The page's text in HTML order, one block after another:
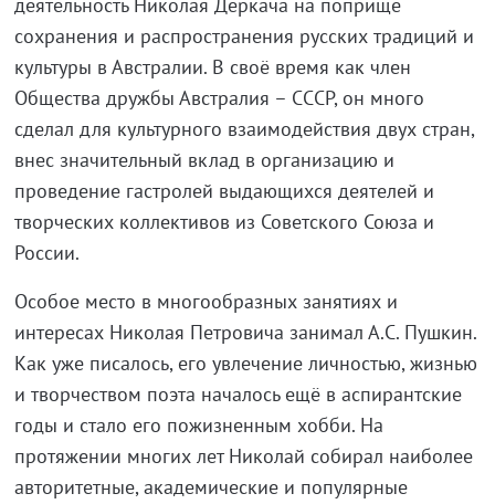
сохранения и распространения русских традиций и
культуры в Австралии. В своё время как член
Общества дружбы Австралия – СССР, он много
сделал для культурного взаимодействия двух стран,
внес значительный вклад в организацию и
проведение гастролей выдающихся деятелей и
творческих коллективов из Советского Союза и
России.
Особое место в многообразных занятиях и
интересах Николая Петровича занимал А.С. Пушкин.
Как уже писалось, его увлечение личностью, жизнью
и творчеством поэта началось ещё в аспирантские
годы и стало его пожизненным хобби. На
протяжении многих лет Николай собирал наиболее
авторитетные, академические и популярные